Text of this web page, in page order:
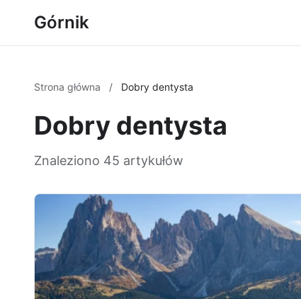
Górnik
Strona główna / Dobry dentysta
Dobry dentysta
Znaleziono 45 artykułów